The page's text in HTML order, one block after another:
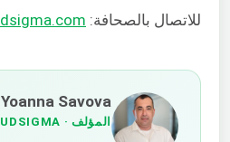
للاتصال بالصحافة:
Yoanna Savova
المؤلف· CLOUDSIGMA